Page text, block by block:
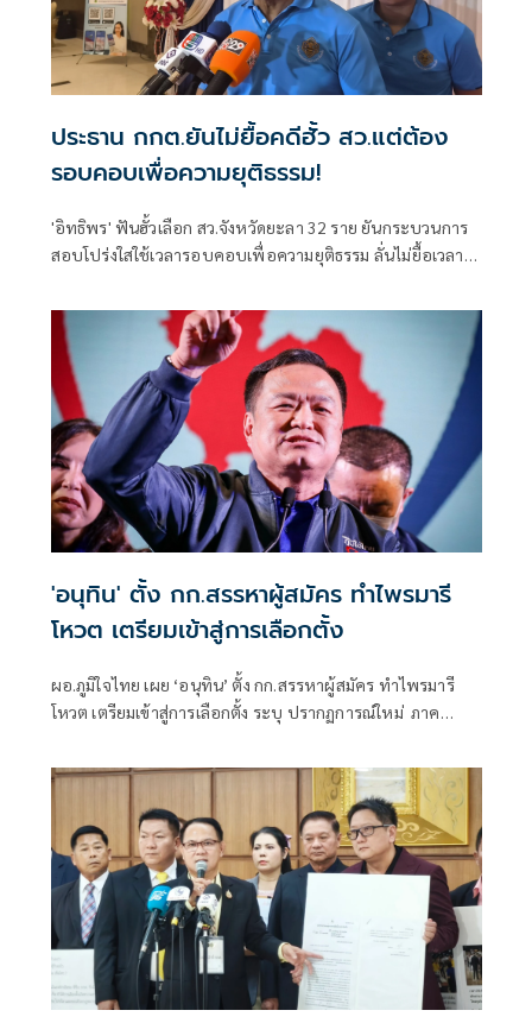
ประธาน กกต.ยันไม่ยื้อคดีฮั้ว สว.แต่ต้อง
รอบคอบเพื่อความยุติธรรม!
'อิทธิพร' ฟันฮั้วเลือก สว.จังหวัดยะลา 32 ราย ยันกระบวนการ
สอบโปร่งใสใช้เวลารอบคอบเพื่อความยุติธรรม ลั่นไม่ยื้อเวลา
'อนุทิน' ตั้ง กก.สรรหาผู้สมัคร ทำไพรมารี
โหวต เตรียมเข้าสู่การเลือกตั้ง
ผอ.ภูมิใจไทย เผย ‘อนุทิน’ ตั้ง กก.สรรหาผู้สมัคร ทำไพรมารี
โหวต เตรียมเข้าสู่การเลือกตั้ง ระบุ ปรากฏการณ์ใหม่ ภาค
เพียบ